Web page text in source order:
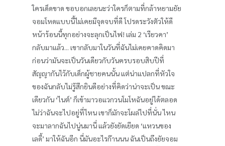
ใครเด็ดขาด ขอบอกเลยนะว่าใครก็ตามที่กล้าหยามยัย
จอมโหดแบบนี้ไม่เคยมีจุดจบที่ดี โปรดระวังตัวให้ดี
หน้าร้อนนี้ทุกอย่างจะลุกเป็นไฟ! เล่ม 2 ‘เรียวคา’
กลับมาแล้ว... เขากลับมาในวันที่ฉันไม่เคยคาดคิดมา
ก่อนว่ามันจะเป็นวันเดียวกับวันครบรอบสิบปีที่
สัญญากันไว้กับเด็กผู้ชายคนนั้น แต่น่าแปลกที่หัวใจ
ของฉันกลับไม่รู้สึกยินดีอย่างที่คิดว่าน่าจะเป็น ขณะ
เดียวกัน ‘ไนต์’ ก็เข้ามาวอแวกวนโมโหฉันอยู่ได้ตลอด
ไม่ว่าฉันจะไปอยู่ที่ไหน เขาก็มักจะโผล่ไปที่นั่น ไหน
จะมาลากฉันไปนู่นมานี่ แล้วยังยัดเยียด ‘แหวนของ
เลดี้’ มาให้ฉันอีก นี่มันอะไรก๊านนน ฉันเป็นถึงยัยจอม